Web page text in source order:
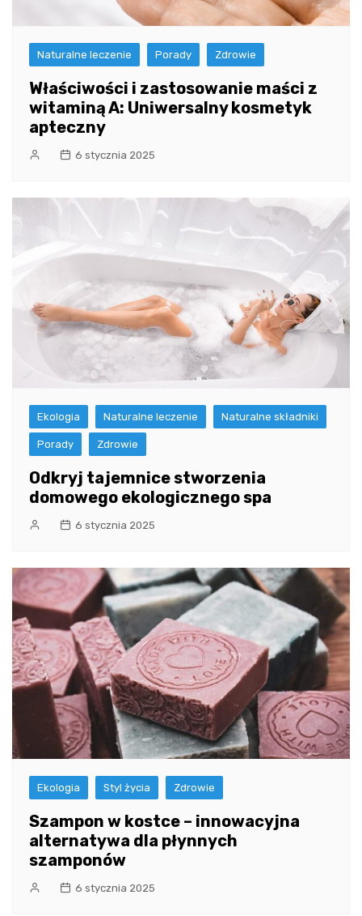
Naturalne leczenie Porady Zdrowie
Właściwości i zastosowanie maści z
witaminą A: Uniwersalny kosmetyk
apteczny
6 stycznia 2025
Ekologia Naturalne leczenie Naturalne składniki
Porady Zdrowie
Odkryj tajemnice stworzenia
domowego ekologicznego spa
6 stycznia 2025
Ekologia Styl życia Zdrowie
Szampon w kostce – innowacyjna
alternatywa dla płynnych
szamponów
6 stycznia 2025